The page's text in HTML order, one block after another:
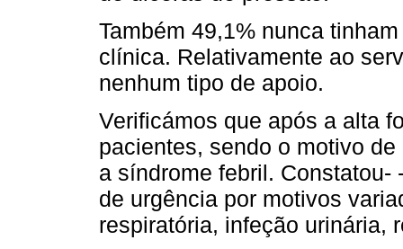
Também 49,1% nunca
clínica. Relativamente ao
nenhum tipo de apoio.
Verificámos que após a alta
pacientes, sendo o motivo
a síndrome febril. Constatou-
de urgência por motivos
respiratória, infeção urinária,